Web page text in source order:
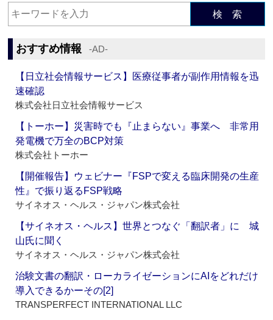
検 索
おすすめ情報 ‐AD‐
【日立社会情報サービス】医療従事者が副作用情報を迅
速確認
株式会社日立社会情報サービス
【トーホー】災害時でも『止まらない』事業へ 非常用
発電機で万全のBCP対策
株式会社トーホー
【開催報告】ウェビナー『FSPで変える臨床開発の生産
性』で振り返るFSP戦略
サイネオス・ヘルス・ジャパン株式会社
【サイネオス・ヘルス】世界とつなぐ「翻訳者」に 城
山氏に聞く
サイネオス・ヘルス・ジャパン株式会社
治験文書の翻訳・ローカライゼーションにAIをどれだけ
導入できるかーその[2]
TRANSPERFECT INTERNATIONAL LLC